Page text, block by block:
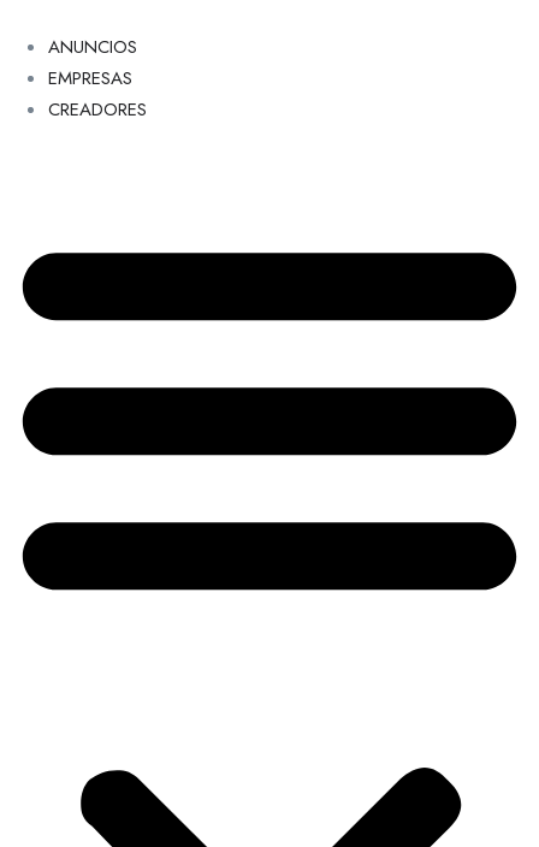
ANUNCIOS
EMPRESAS
CREADORES